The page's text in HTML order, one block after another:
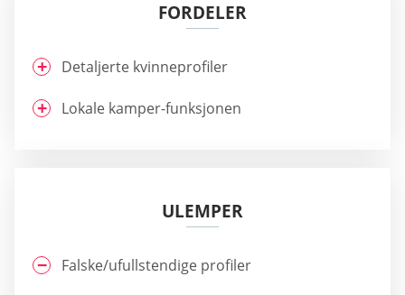
FORDELER
Detaljerte kvinneprofiler
Lokale kamper-funksjonen
ULEMPER
Falske/ufullstendige profiler